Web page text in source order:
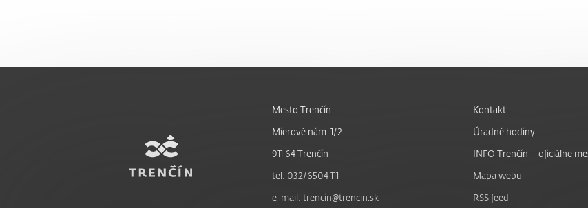
Mesto Trenčín
Mierové nám. 1/2
911 64 Trenčín
tel: 032/6504 111
e-mail: trencin@trencin.sk
Kontakt
Úradné hodiny
INFO Trenčín – oficiálne
Mapa webu
RSS feed